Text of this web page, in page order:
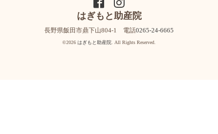
はぎもと助産院
長野県飯田市鼎下山804-1 電話0265-24-6665
©2026 はぎもと助産院 . All Rights Reserved.